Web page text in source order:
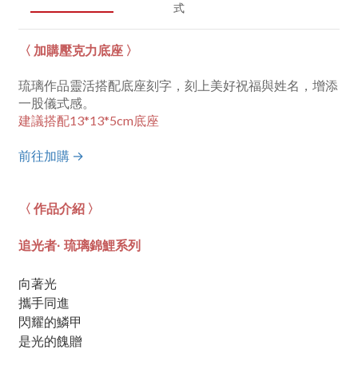
式
〈 加購壓克力底座 〉
琉璃作品靈活搭配底座刻字，刻上美好祝福與姓名，增添
一股儀式感。
建議搭配13*13*5cm底座
前往加購 →
〈 作品介紹 〉
追光者· 琉璃錦鯉系列
向著光
攜手同進
閃耀的鱗甲
是光的餽贈